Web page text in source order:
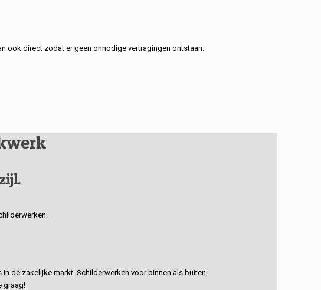
ook direct zodat er geen onnodige vertragingen ontstaan.
de zakelijke markt. Schilderwerken voor binnen als buiten,
graag!